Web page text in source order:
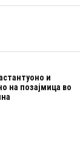
и
на позајмица во